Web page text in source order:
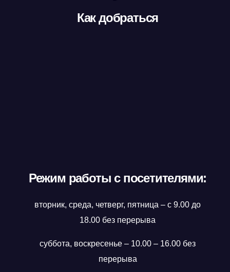
Как добраться
Режим работы с посетителями:
вторник, среда, четверг, пятница – с 9.00 до
18.00 без перерыва
суббота, воскресенье – 10.00 – 16.00 без
перерыва